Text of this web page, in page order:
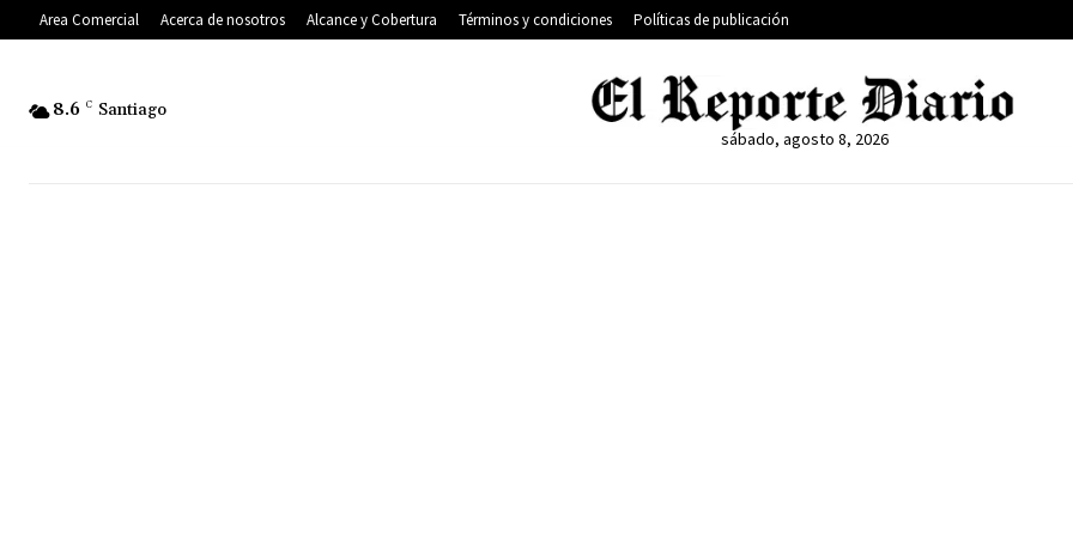
Area Comercial Acerca de nosotros Alcance y Cobertura Términos y condiciones Políticas de publicación
8.6 C Santiago
sábado, agosto 8, 2026